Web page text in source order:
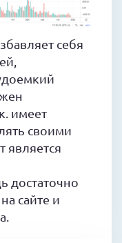
себя
имеет
своими
является
достаточно
сайте и